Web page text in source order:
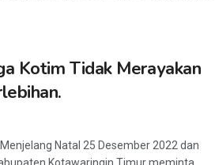
Kotim Tidak Merayakan
Natal 25 Desember 2022 dan